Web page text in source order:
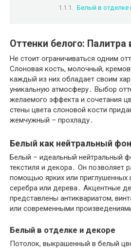
Белый в отделке
Оттенки белого:
Не стоит ограничиваться одним
Слоновая кость, молочный,
каждый из них обладает своим
уникальную атмосферу․ Выбор
желаемого эффекта и сочетания
стены цвета слоновой кости
жемчужный – прохладу․
Белый как нейтральный фон
Белый – идеальный нейтральный
текстиля и декора․ Он позволяет
помощью ярких или приглушенных
серебра или дерева․ Акцентные
представлены антиквариатом,
или современными
Белый в отделке и декоре
Потолок, выкрашенный в белый